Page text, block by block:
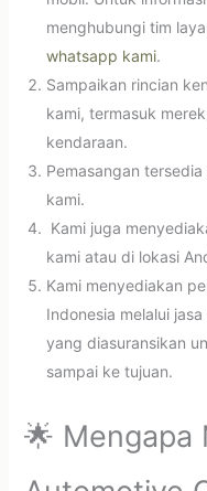
menghubungi tim
whatsapp kami.
Sampaikan rincian
kami, termasuk
kendaraan.
Pemasangan
kami.
Kami juga
kami atau di lokasi
Kami menyediakan
Indonesia melalui
yang diasuransikan
sampai ke tujuan.
🌟 Mengapa